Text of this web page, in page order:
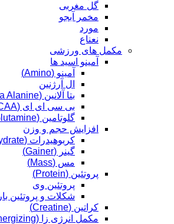
گل مغربی
مخمر آبجو
مورد
نعناع
مکمل های ورزشی
آمینو اسید ها
آمینو (Amino)
ال آرژنین
بتا آلانین (Beta Alanine)
بی سی ای ای (BCAA)
گلوتامین (Glutamine)
افزایش حجم و وزن
کربوهیدرات (Carbohydrate)
گینر (Gainer)
مس (Mass)
پروتئین (Protein)
پروتئین وی
شکلات و پروتئین بار
کراتین (Creatine)
مکمل انرژی زا (Energizing)